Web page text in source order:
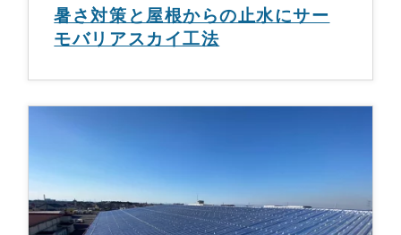
暑さ対策と屋根からの止水にサー
モバリアスカイ工法